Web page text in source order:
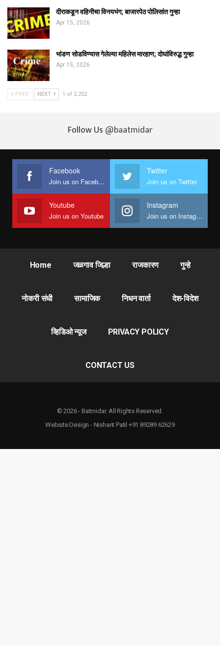
दीराकडून वहिनीचा विनयभंग; बाजारपेठ पोलिसांत गुन्हा
Apr 15, 2026
भांडण सोडविण्यास गेलेल्या महिलेस मारहाण; दोघांविरुद्ध गुन्हा
Apr 15, 2026
PREV NEXT 1 of 2,252
Follow Us @baatmidar
Facebook
Join us on Facebook
Twitter
Join us on Twitter
Youtube
Join us on Youtube
Instagram
Join us on Instagram
Home जळगाव जिल्हा राजकारण गुन्हे
नोकरी संधी सामाजिक निधन वार्ता देश-विदेश
व्हिडिओ न्यूज PRIVACY POLICY
CONTACT US
© 2026 - Batmidar. All Rights Reserved.
Website Design - Nishant Patil +91 89289 62629